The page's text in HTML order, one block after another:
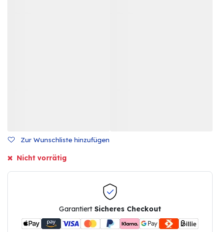
Zur Wunschliste hinzufügen
Nicht vorrätig
Garantiert Sicheres Checkout